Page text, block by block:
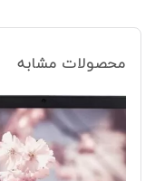
محصولات مشابه